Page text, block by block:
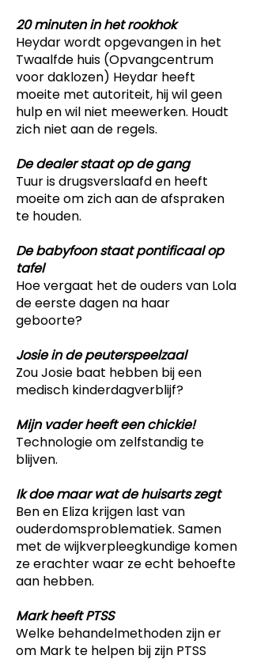
20 minuten in het rookhok
Heydar wordt opgevangen in het
Twaalfde huis (Opvangcentrum
voor daklozen) Heydar heeft
moeite met autoriteit, hij wil geen
hulp en wil niet meewerken. Houdt
zich niet aan de regels.
De dealer staat op de gang
Tuur is drugsverslaafd en heeft
moeite om zich aan de afspraken
te houden.
De babyfoon staat pontificaal op
tafel
Hoe vergaat het de ouders van Lola
de eerste dagen na haar
geboorte?
Josie in de peuterspeelzaal
Zou Josie baat hebben bij een
medisch kinderdagverblijf?
Mijn vader heeft een chickie!
Technologie om zelfstandig te
blijven.
Ik doe maar wat de huisarts zegt
Ben en Eliza krijgen last van
ouderdomsproblematiek. Samen
met de wijkverpleegkundige komen
ze erachter waar ze echt behoefte
aan hebben.
Mark heeft PTSS
Welke behandelmethoden zijn er
om Mark te helpen bij zijn PTSS